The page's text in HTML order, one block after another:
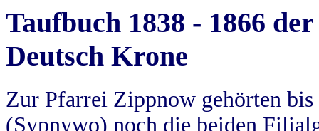
Taufbuch 1838 - 1866
Deutsch Krone
Zur Pfarrei Zippnow gehörten
(Sypnywo) noch die beiden